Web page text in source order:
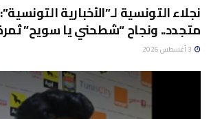
نجلاء التونسية لـ”الأخبارية
متجدد.. ونجاح “شطحني يا سويح”